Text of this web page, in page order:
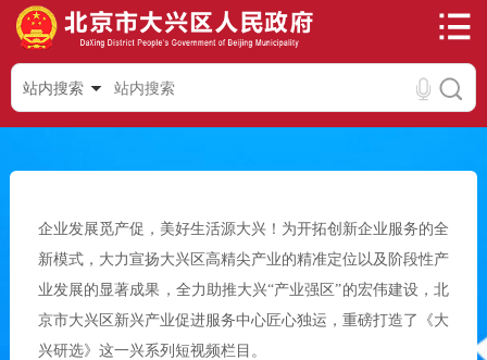
站内搜索
企业发展觅产促，美好生活源大兴！为开拓创新企业服务的全
新模式，大力宣扬大兴区高精尖产业的精准定位以及阶段性产
业发展的显著成果，全力助推大兴“产业强区”的宏伟建设，北
京市大兴区新兴产业促进服务中心匠心独运，重磅打造了《大
兴研选》这一兴系列短视频栏目。